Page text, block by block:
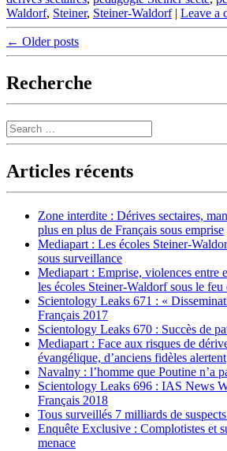
Waldorf, Steiner, Steiner-Waldorf | Leave a
Post
navigation
← Older posts
Recherche
Search
Articles récents
Zone interdite : Dérives sectaires,
plus en plus de Français sous emprise
Mediapart : Les écoles Steiner-
sous surveillance
Mediapart : Emprise, violences entre
les écoles Steiner-Waldorf sous le feu
Scientology Leaks 671 : «
Français 2017
Scientology Leaks 670 : Succès de
Mediapart : Face aux risques de
évangélique, d’anciens fidèles alertent
Navalny : l’homme que Poutine n’a
Scientology Leaks 696 : IAS News
Français 2018
Tous surveillés 7 milliards de
Enquête Exclusive : Complotistes et
menace